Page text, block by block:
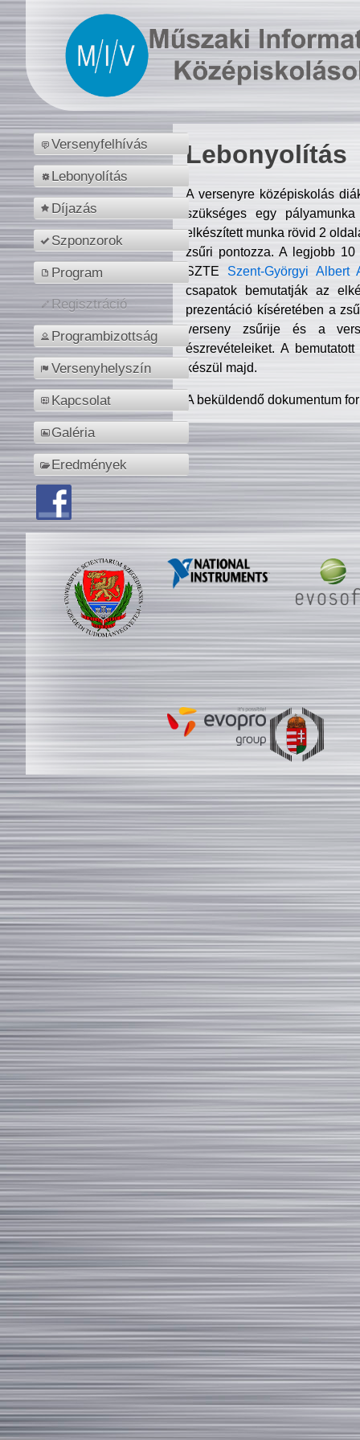
Versenyfelhívás
Lebonyolítás
Díjazás
Szponzorok
Program
Regisztráció
Programbizottság
Versenyhelyszín
Kapcsolat
Galéria
Eredmények
Lebonyolítás
A versenyre középiskolás
szükséges egy
elkészített munka rövid 2
zsűri pontozza. A legjobb
SZTE Szent-Györgyi Albert
csapatok bemutatják az
prezentáció kíséretében a
verseny zsűrije és a
észrevételeiket. A
készül majd.
A beküldendő dokumentum